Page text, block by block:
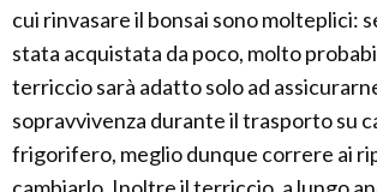
cui rinvasare il bonsai sono molteplici:
stata acquistata da poco, molto
terriccio sarà adatto solo ad
sopravvivenza durante il trasporto su
frigorifero, meglio dunque correre ai